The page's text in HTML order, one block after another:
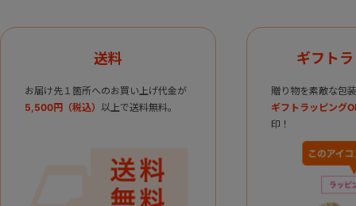
送料
お届け先１箇所へのお買い上げ代金が
5,500円（税込） 以上で送料無料。
ギフト
贈り物を素敵な包
ギフトラッピング
印！